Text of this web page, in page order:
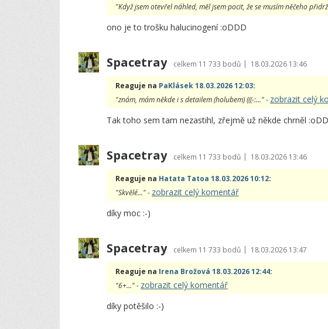
"Když jsem otevřel náhled, měl jsem pocit, že se musím něčeho
ono je to trošku halucinogení :oDDD
Spacetray celkem 11 733 bodů | 18.03.2026 13:46
Reaguje na PaKlásek 18.03.2026 12:03:
"znám, mám někde i s detailem (holubem) (((-:..." - zobrazit celý
Tak toho sem tam nezastihl, zřejmě už někde chrněl
Spacetray celkem 11 733 bodů | 18.03.2026 13:46
Reaguje na Hatata Tatoa 18.03.2026 10:12:
"Skvělé..." - zobrazit celý komentář
díky moc :-)
Spacetray celkem 11 733 bodů | 18.03.2026 13:47
Reaguje na Irena Brožová 18.03.2026 12:44:
"6+..." - zobrazit celý komentář
díky potěšilo :-)